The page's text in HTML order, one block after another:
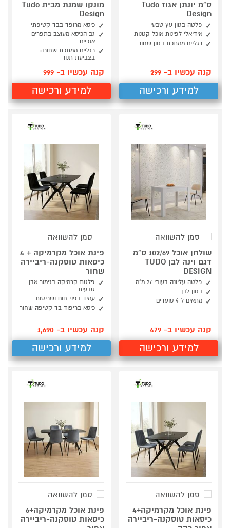
ס"מ יונתן אגוז Tudo
Design
פלטה בגוון עץ טבעי
אידיאלי לפינות אוכל קטנות
רגליים ממתכת בגוון שחור
קנה עכשיו ב- 299
למידע ורכישה
מונקו שמנת מבית Tudo
Design
כיסא מרופד בבד קטיפתי
גב הכיסא מעוצב בתפרים
אנכיים
רגליים ממתכת שחורה
בצביעת תנור
קנה עכשיו ב- 999
למידע ורכישה
סמן להשוואה
שולחן אוכל 102/69 ס"מ
דגם וינה לבן TUDO
DESIGN
פלטה עליונה בעובי 27 מ"מ
בגוון לבן
מתאים ל 4 סועדים
קנה עכשיו ב- 479
למידע ורכישה
סמן להשוואה
פינת אוכל מקרמיקה + 4
כיסאות טוסקנה-ריביירה
שחור
פלטת קרמיקה בגימור אבן
טבעית
עמיד בפני חום ושריטות
כיסא בריפוד בד קטיפה שחור
קנה עכשיו ב- 1,690
למידע ורכישה
סמן להשוואה
פינת אוכל מקרמיקה+4
כיסאות טוסקנה-ריביירה
סמן להשוואה
פינת אוכל מקרמיקה+6
כיסאות טוסקנה-ריביירה